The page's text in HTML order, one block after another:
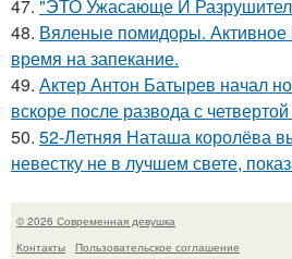
47. "ЭТО Ужасающе И
48. Вяленые помидоры. Активное
время на запекание.
49. Актер Антон Батырев начал
вскоре после развода с
50. 52-Летняя Наташа королёва
невестку не в лучшем свете,
© 2026 Современная девушка
Контакты
Пользовательское соглашение